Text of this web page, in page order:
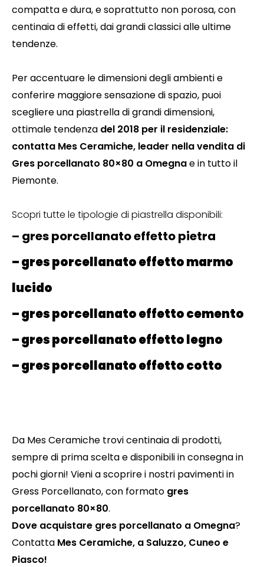
compatta e dura, e soprattutto non porosa, con
centinaia di effetti, dai grandi classici alle ultime
tendenze.
Per accentuare le dimensioni degli ambienti e
conferire maggiore sensazione di spazio, puoi
scegliere una piastrella di grandi dimensioni,
ottimale tendenza del 2018 per il residenziale:
contatta Mes Ceramiche, leader nella vendita di
Gres porcellanato 80×80 a Omegnae in tutto il
Piemonte.
Scopri tutte le tipologie di piastrella disponibili:
– gres porcellanato effetto pietra
– gres porcellanato effetto marmo
lucido
– gres porcellanato effetto cemento
– gres porcellanato effetto legno
– gres porcellanato effetto cotto
Da Mes Ceramiche trovi centinaia di prodotti,
sempre di prima scelta e disponibili in consegna in
pochi giorni! Vieni a scoprire i nostri pavimenti in
Gress Porcellanato, con formato gres
porcellanato 80×80.
Dove acquistare gres porcellanato a Omegna?
Contatta Mes Ceramiche, a Saluzzo, Cuneo e
Piasco!